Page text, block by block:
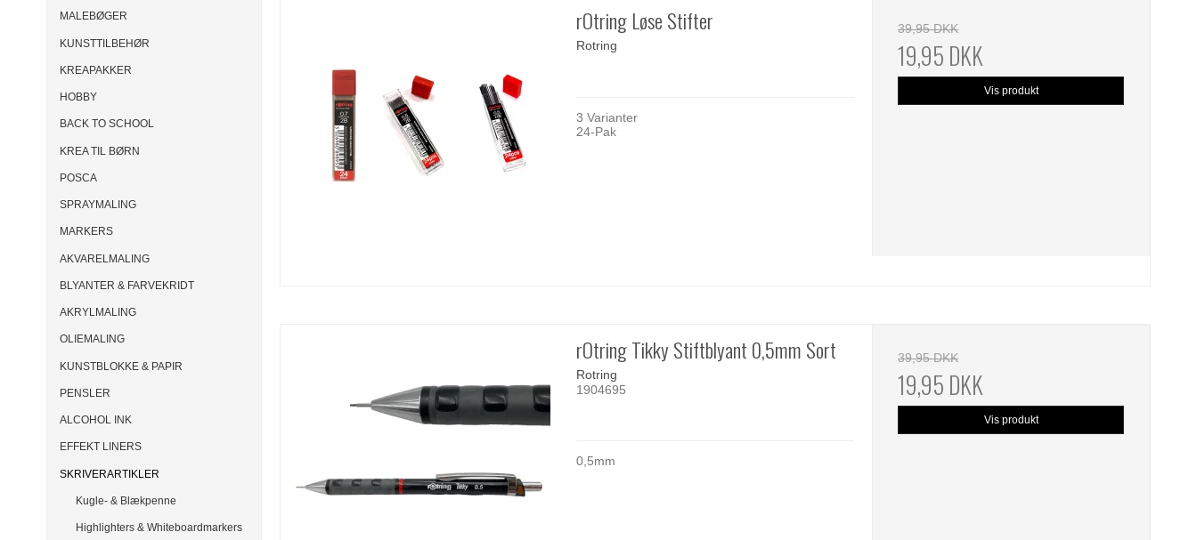
MALEBØGER
KUNSTTILBEHØR
KREAPAKKER
HOBBY
BACK TO SCHOOL
KREA TIL BØRN
POSCA
SPRAYMALING
MARKERS
AKVARELMALING
BLYANTER & FARVEKRIDT
AKRYLMALING
OLIEMALING
KUNSTBLOKKE & PAPIR
PENSLER
ALCOHOL INK
EFFEKT LINERS
SKRIVERARTIKLER
Kugle- & Blækpenne
Highlighters & Whiteboardmarkers
rOtring Løse Stifter
Rotring
3 Varianter
24-Pak
39,95 DKK
19,95 DKK
Vis produkt
rOtring Tikky Stiftblyant 0,5mm Sort
Rotring
1904695
0,5mm
39,95 DKK
19,95 DKK
Vis produkt